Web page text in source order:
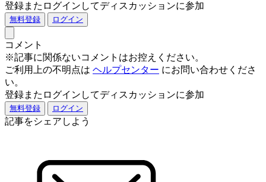
登録またログインしてディスカッションに参加
無料登録 ログイン
コメント
※記事に関係ないコメントはお控えください。
ご利用上の不明点は ヘルプセンター にお問い合わせくださ
い。
登録またログインしてディスカッションに参加
無料登録 ログイン
記事をシェアしよう